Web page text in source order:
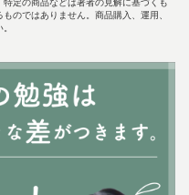
のではありません。商品購入、運用、